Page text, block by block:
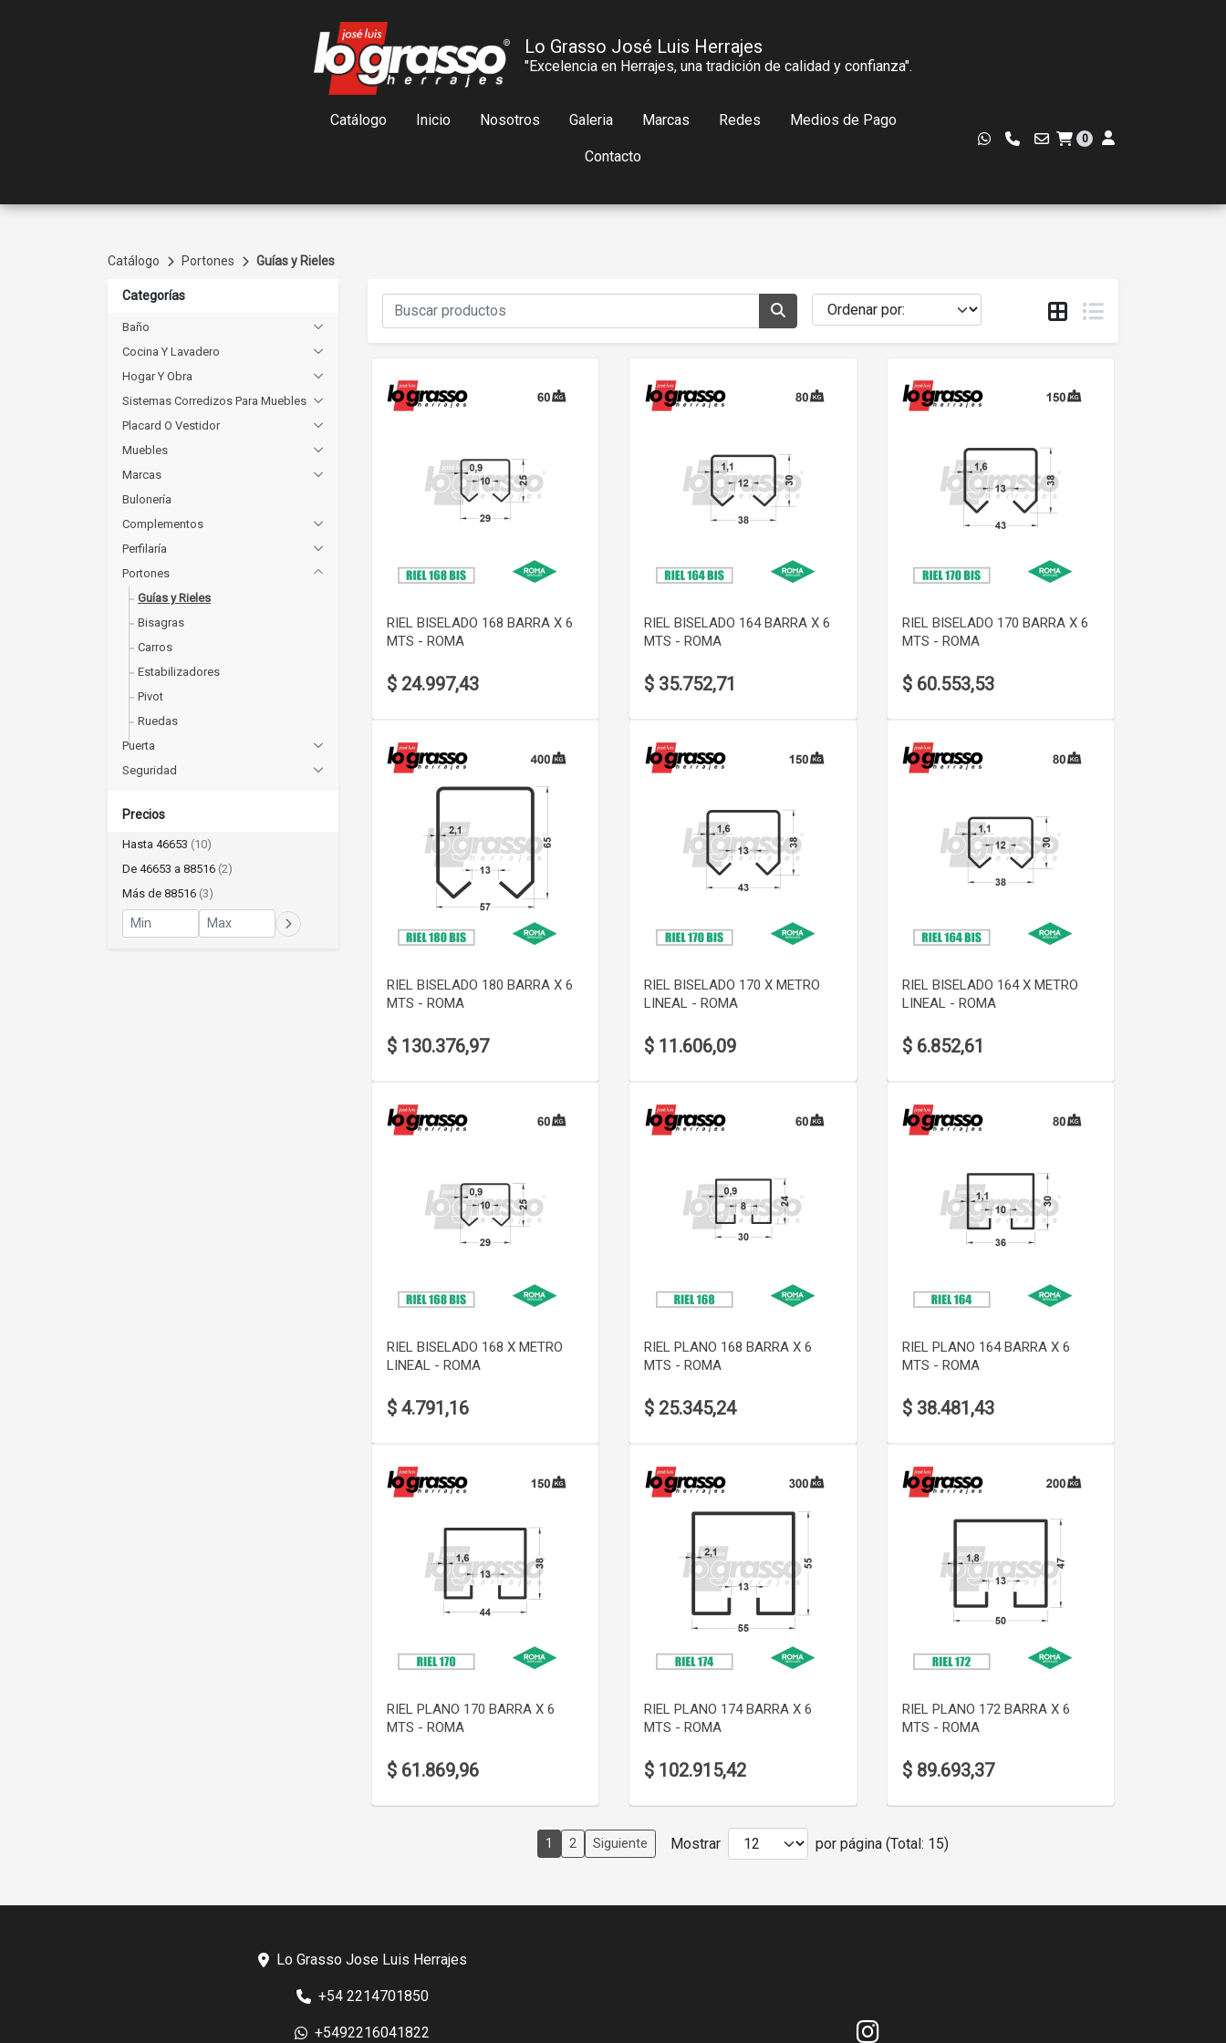
Lo Grasso José Luis Herrajes
"Excelencia en Herrajes, una tradición de calidad y confianza".
Catálogo Inicio Nosotros Galeria Marcas Redes Medios de Pago
Contacto
0
Catálogo Portones Guías y Rieles
Categorías
Baño
Cocina Y Lavadero
Hogar Y Obra
Sistemas Corredizos Para Muebles
Placard O Vestidor
Muebles
Marcas
Bulonería
Complementos
Perfilaría
Portones
Guías y Rieles
Bisagras
Carros
Estabilizadores
Pivot
Ruedas
Puerta
Seguridad
Precios
Hasta 46653 (10)
De 46653 a 88516 (2)
Más de 88516 (3)
RIEL BISELADO 168 BARRA X 6
MTS - ROMA
$ 24.997,43
RIEL BISELADO 164 BARRA X 6
MTS - ROMA
$ 35.752,71
RIEL BISELADO 170 BARRA X 6
MTS - ROMA
$ 60.553,53
RIEL BISELADO 180 BARRA X 6
MTS - ROMA
$ 130.376,97
RIEL BISELADO 170 X METRO
LINEAL - ROMA
$ 11.606,09
RIEL BISELADO 164 X METRO
LINEAL - ROMA
$ 6.852,61
RIEL BISELADO 168 X METRO
LINEAL - ROMA
$ 4.791,16
RIEL PLANO 168 BARRA X 6
MTS - ROMA
$ 25.345,24
RIEL PLANO 164 BARRA X 6
MTS - ROMA
$ 38.481,43
RIEL PLANO 170 BARRA X 6
MTS - ROMA
$ 61.869,96
RIEL PLANO 174 BARRA X 6
MTS - ROMA
$ 102.915,42
RIEL PLANO 172 BARRA X 6
MTS - ROMA
$ 89.693,37
1 2 Siguiente Mostrar por página (Total: 15)
Lo Grasso Jose Luis Herrajes
+54 2214701850
+5492216041822